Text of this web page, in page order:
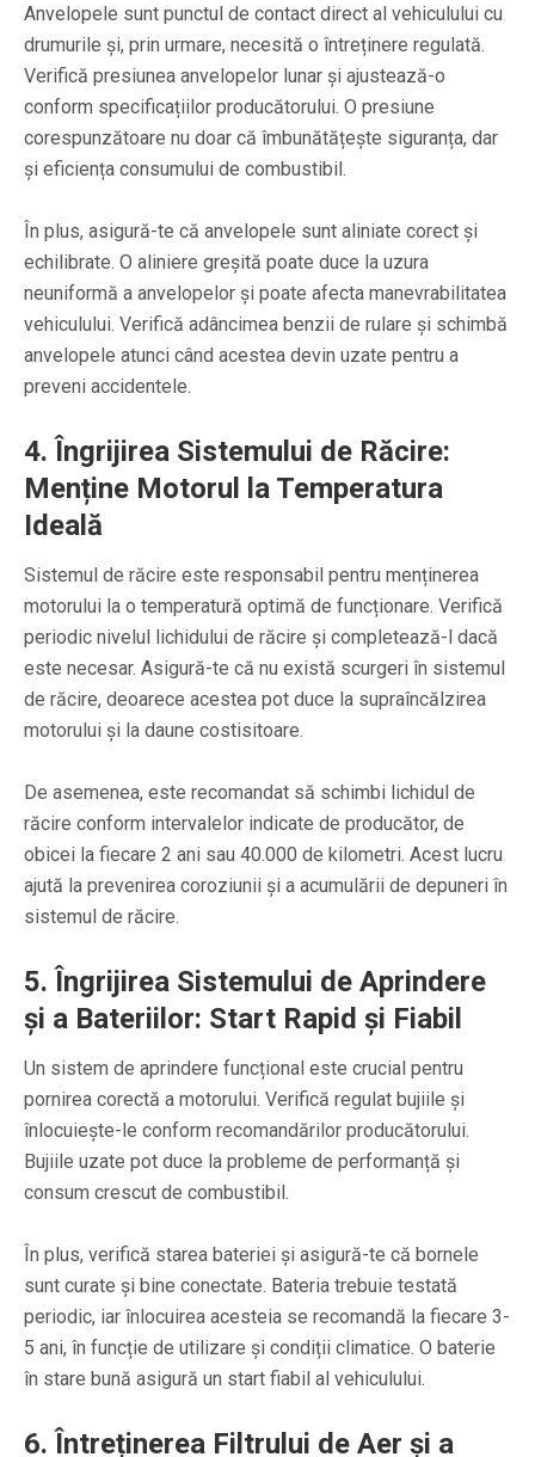
Anvelopele sunt punctul de contact direct al vehiculului cu
drumurile și, prin urmare, necesită o întreținere regulată.
Verifică presiunea anvelopelor lunar și ajustează-o
conform specificațiilor producătorului. O presiune
corespunzătoare nu doar că îmbunătățește siguranța, dar
și eficiența consumului de combustibil.
În plus, asigură-te că anvelopele sunt aliniate corect și
echilibrate. O aliniere greșită poate duce la uzura
neuniformă a anvelopelor și poate afecta manevrabilitatea
vehiculului. Verifică adâncimea benzii de rulare și schimbă
anvelopele atunci când acestea devin uzate pentru a
preveni accidentele.
4. Îngrijirea Sistemului de Răcire:
Menține Motorul la Temperatura
Ideală
Sistemul de răcire este responsabil pentru menținerea
motorului la o temperatură optimă de funcționare. Verifică
periodic nivelul lichidului de răcire și completează-l dacă
este necesar. Asigură-te că nu există scurgeri în sistemul
de răcire, deoarece acestea pot duce la supraîncălzirea
motorului și la daune costisitoare.
De asemenea, este recomandat să schimbi lichidul de
răcire conform intervalelor indicate de producător, de
obicei la fiecare 2 ani sau 40.000 de kilometri. Acest lucru
ajută la prevenirea coroziunii și a acumulării de depuneri în
sistemul de răcire.
5. Îngrijirea Sistemului de Aprindere
și a Bateriilor: Start Rapid și Fiabil
Un sistem de aprindere funcțional este crucial pentru
pornirea corectă a motorului. Verifică regulat bujiile și
înlocuiește-le conform recomandărilor producătorului.
Bujiile uzate pot duce la probleme de performanță și
consum crescut de combustibil.
În plus, verifică starea bateriei și asigură-te că bornele
sunt curate și bine conectate. Bateria trebuie testată
periodic, iar înlocuirea acesteia se recomandă la fiecare 3-
5 ani, în funcție de utilizare și condiții climatice. O baterie
în stare bună asigură un start fiabil al vehiculului.
6. Întreținerea Filtrului de Aer și a